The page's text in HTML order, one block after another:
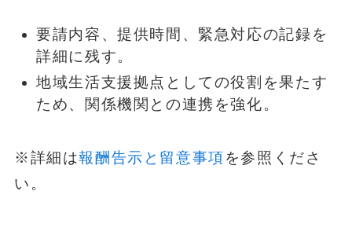
要請内容、提供時間、緊急対応の記録を
詳細に残す。
地域生活支援拠点としての役割を果たす
ため、関係機関との連携を強化。
※詳細は報酬告示と留意事項を参照くださ
い。